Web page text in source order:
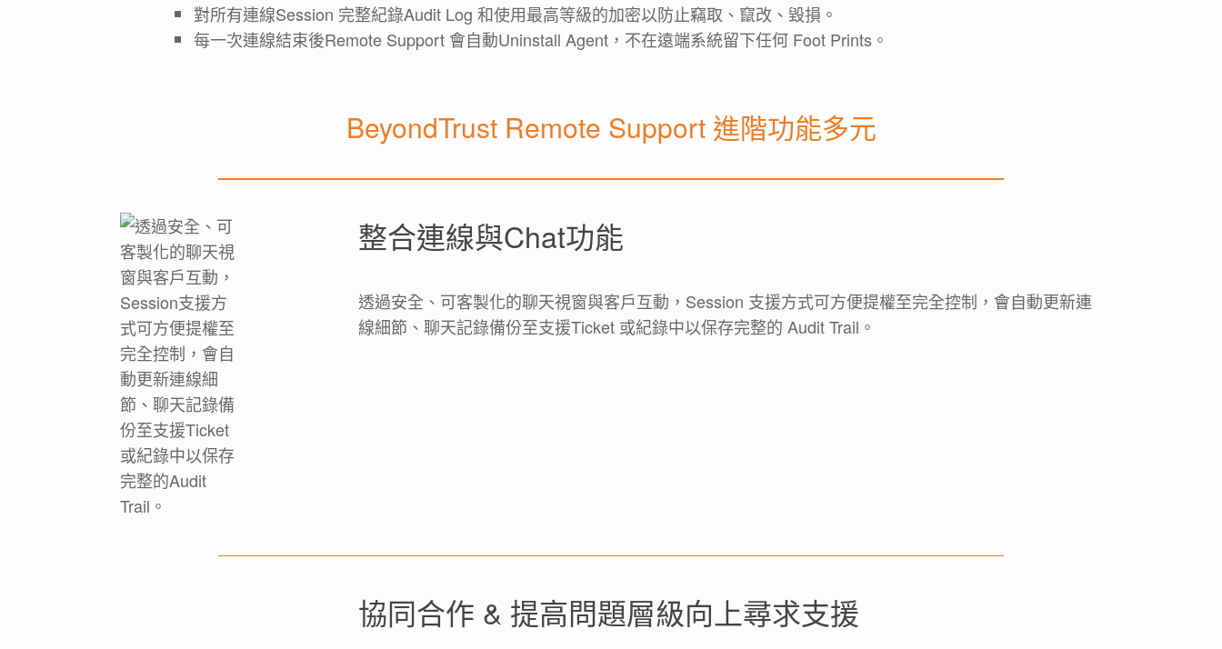
對所有連線Session 完整紀錄Audit Log 和使用最高等級的加密以防止竊取、竄改、毀損。
每一次連線結束後Remote Support 會自動Uninstall Agent，不在遠端系統留下任何 Foot Prints。
BeyondTrust Remote Support 進階功能多元
整合連線與Chat功能
透過安全、可客製化的聊天視窗與客戶互動，Session 支援方式可方便提權至完全控制，會自動更新連
線細節、聊天記錄備份至支援Ticket 或紀錄中以保存完整的 Audit Trail。
協同合作 & 提高問題層級向上尋求支援